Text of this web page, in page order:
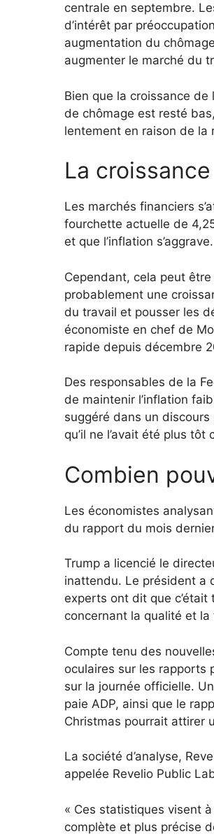
centrale en septembre.
d’intérêt par
augmentation du
augmenter le marché du
Bien que la croissance
de chômage est resté
lentement en raison de la
La
Les marchés financiers
fourchette actuelle de
et que l’inflation s’aggrave.
Cependant, cela peut
probablement une
du travail et pousser les
économiste en chef de
rapide depuis décembre
Des responsables de la
de maintenir l’inflation
suggéré dans un
qu’il ne l’avait été plus tôt
Combien
Les économistes
du rapport du mois
Trump a licencié le
inattendu. Le président a
experts ont dit que
concernant la qualité et la
Compte tenu des
oculaires sur les rapports
sur la journée officielle.
paie ADP, ainsi que le
Christmas pourrait attirer
La société d’analyse,
appelée Revelio Public
« Ces statistiques visent
complète et plus précise